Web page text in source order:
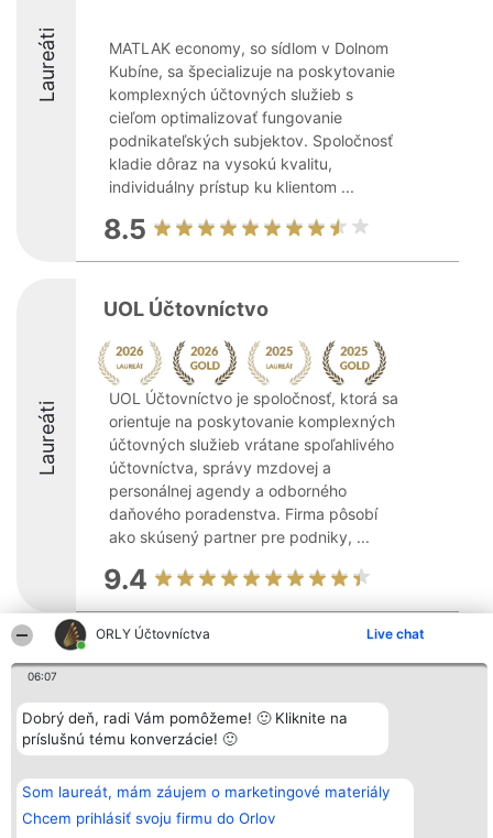
ORLY Účtovníctva Live chat
06:07
Dobrý deň, radi Vám pomôžeme! 🙂 Kliknite na
príslušnú tému konverzácie! 🙂
Som laureát, mám záujem o marketingové materiály
Chcem prihlásiť svoju firmu do Orlov
Laureáti
MATLAK economy, so sídlom v Dolnom
Kubíne, sa špecializuje na poskytovanie
komplexných účtovných služieb s
cieľom optimalizovať fungovanie
podnikateľských subjektov. Spoločnosť
kladie dôraz na vysokú kvalitu,
individuálny prístup ku klientom ...
8.5
Laureáti
UOL Účtovníctvo
UOL Účtovníctvo je spoločnosť, ktorá sa
orientuje na poskytovanie komplexných
účtovných služieb vrátane spoľahlivého
účtovníctva, správy mzdovej a
personálnej agendy a odborného
daňového poradenstva. Firma pôsobí
ako skúsený partner pre podniky, ...
9.4
Organizátor hodnotenia
Bright Side Solutions sp. z o.
ul. Ruska 22
Wrocław 50-079
KRS 0000749100 | Regon
381313360 | NIP 8943132676
Laureáti
wszystkich
Laureatów
Podmienky
Obchodné
Zásady
osobných
Kontakt